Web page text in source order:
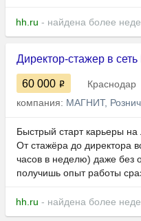
hh.ru - найдена более
Директор-стажер в сеть
60 000
Краснодар
компания: МАГНИТ,
Быстрый старт карьеры
От стажёра до директора
часов в неделю) даже без
получишь опыт работы
hh.ru - найдена более